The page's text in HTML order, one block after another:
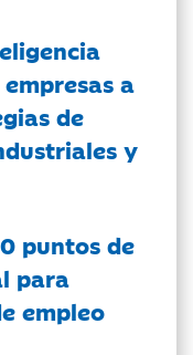
a
de
y
puntos de
para
empleo